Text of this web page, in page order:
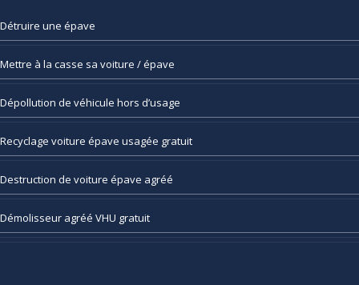
Détruire une épave
Mettre à la casse sa voiture / épave
Dépollution de véhicule hors d’usage
Recyclage voiture épave usagée gratuit
Destruction de voiture épave agréé
Démolisseur agréé VHU gratuit